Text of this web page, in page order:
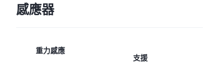
感應器
重力感應
支援